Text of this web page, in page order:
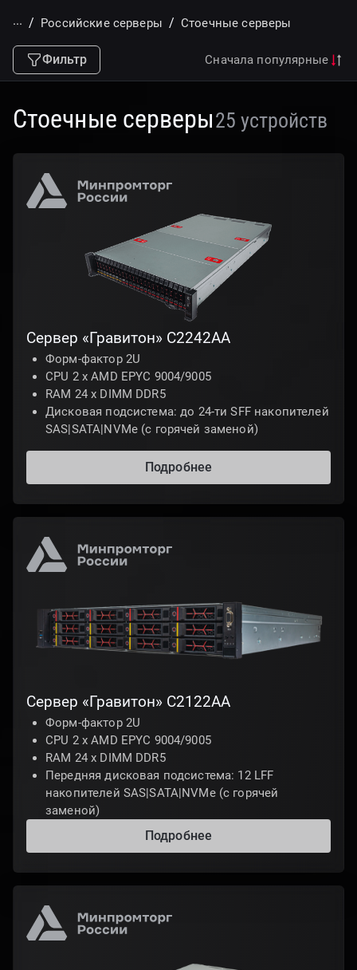
... Российские серверы Стоечные серверы
Стоечные серверы25 устройств
Фильтр Сначала популярные
Сервер «Гравитон» С2242AА
Форм-фактор 2U
CPU 2 x AMD EPYC 9004/9005
RAM 24 x DIMM DDR5
Дисковая подсистема: до 24-ти SFF накопителей
SAS|SATA|NVMe (с горячей заменой)
Подробнее
Сервер «Гравитон» С2122AА
Форм-фактор 2U
CPU 2 x AMD EPYC 9004/9005
RAM 24 x DIMM DDR5
Передняя дисковая подсистема: 12 LFF
накопителей SAS|SATA|NVMe (с горячей
заменой)
Подробнее